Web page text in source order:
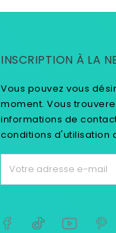
INSCRIPTION À LA
Vous pouvez vous
moment. Vous
informations de
conditions d'utilisation